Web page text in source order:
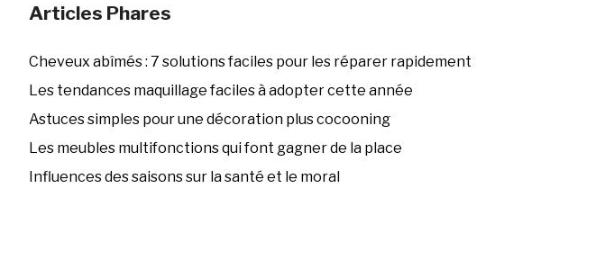
Articles Phares
Cheveux abîmés : 7 solutions faciles pour les réparer rapidement
Les tendances maquillage faciles à adopter cette année
Astuces simples pour une décoration plus cocooning
Les meubles multifonctions qui font gagner de la place
Influences des saisons sur la santé et le moral